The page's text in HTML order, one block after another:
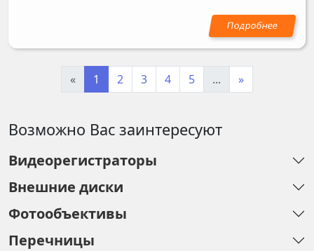
« 1 2 3 4 5 ... »
Возможно Вас заинтересуют
Видеорегистраторы
Внешние диски
Фотообъективы
Перечницы